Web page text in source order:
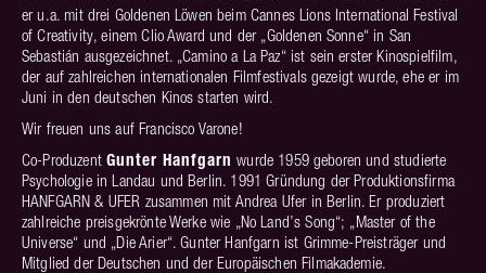
er u.a. mit drei Goldenen Löwen beim Cannes Lions International Festival
of Creativity, einem Clio Award und der „Goldenen Sonne“ in San
Sebastián ausgezeichnet. „Camino a La Paz“ ist sein erster Kinospielfilm,
der auf zahlreichen internationalen Filmfestivals gezeigt wurde, ehe er im
Juni in den deutschen Kinos starten wird.
Wir freuen uns auf Francisco Varone!
Co-ProduzentGunter Hanfgarn wurde 1959 geboren und studierte
Psychologie in Landau und Berlin. 1991 Gründung der Produktionsfirma
HANFGARN & UFER zusammen mit Andrea Ufer in Berlin. Er produziert
zahlreiche preisgekrönte Werke wie „No Land’s Song“; „Master of the
Universe“ und „Die Arier“. Gunter Hanfgarn ist Grimme-Preisträger und
Mitglied der Deutschen und der Europäischen Filmakademie.